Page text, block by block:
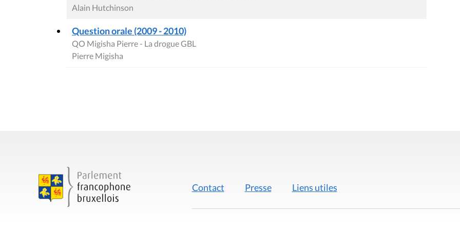
Alain Hutchinson
Question orale (2009 - 2010)
QO Migisha Pierre - La drogue GBL
Pierre Migisha
Contact Presse Liens utiles